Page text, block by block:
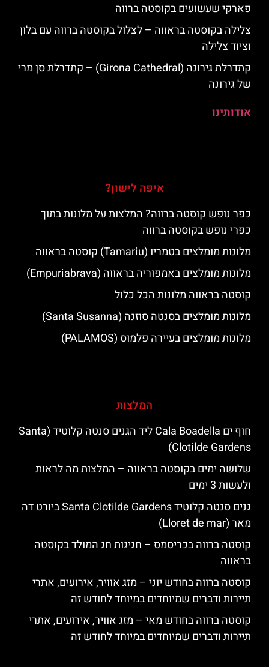
פארקי שעשועים בקוסטה ברווה
צלילה בקוסטה בראווה – לצלול בקוסטה ברווה עם בלון
וציוד צלילה
קתדרלת גירונה (Girona Cathedral) – קתדרלת סן מרי
של גירונה
אודותינו
איפה לישון?
כפר נופש קוסטה ברווה? המלצות על מלונות בתוך
כפרי נופש בקוסטה ברווה
מלונות מומלצים בטמריו (Tamariu) קוסטה בראווה
מלונות מומלצים באמפוריה בראווה (Empuriabrava)
קוסטה בראווה מלונות הכל כלול
מלונות מומלצים בסנטה סוזנה (Santa Susanna)
מלונות מומלצים בעיירה פלמוס (PALAMOS)
המלצות
חוף ים Cala Boadella ליד הגנים סנטה קלוטיד (Santa
Clotilde Gardens)
שלושה ימים בקוסטה בראווה – המלצות מה לראות
ולעשות 3 ימים
גנים סנטה קלוטיד Santa Clotilde Gardens ביורט דה
מאר (Lloret de mar)
קוסטה ברווה בכריסמס – חגיגות חג המולד בקוסטה
בראווה
קוסטה ברווה בחודש יוני – מזג אוויר, אירועים, אתרי
תיירות ודברים שמיוחדים במיוחד לחודש זה
קוסטה ברווה בחודש מאי – מזג אוויר, אירועים, אתרי
תיירות ודברים שמיוחדים במיוחד לחודש זה